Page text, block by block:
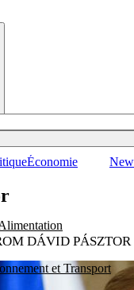
et Transport
Économie
DÁVID PÁSZTOR